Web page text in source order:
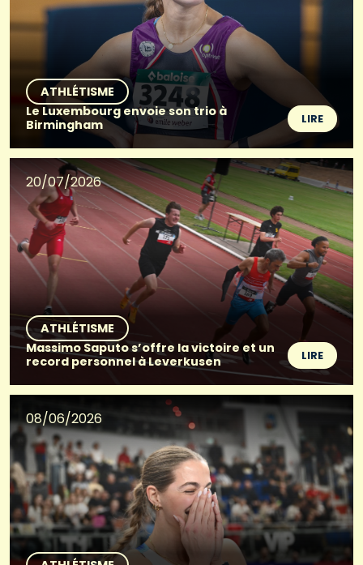
ATHLÉTISME
Le Luxembourg envoie son trio à
Birmingham
LIRE
20/07/2026
ATHLÉTISME
Massimo Saputo s’offre la victoire et un
record personnel à Leverkusen
LIRE
08/06/2026